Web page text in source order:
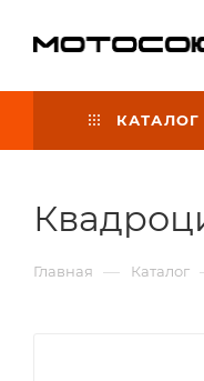
КАТАЛОГ
Главная — Каталог